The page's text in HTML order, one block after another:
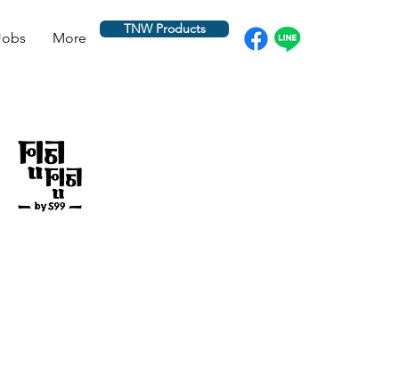
More
TNW Products